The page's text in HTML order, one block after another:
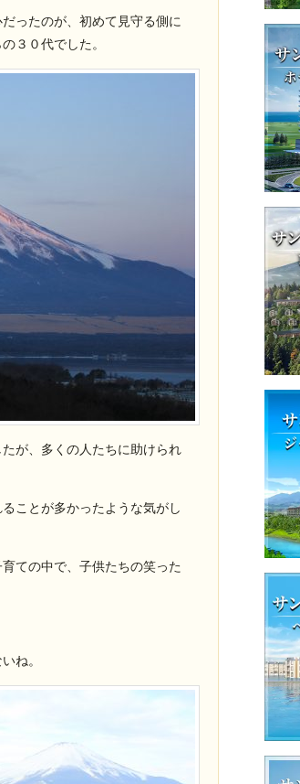
ったのが、初めて見守る側に
３０代でした。
が、多くの人たちに助けられ
ことが多かったような気がし
ての中で、子供たちの笑った
ね。